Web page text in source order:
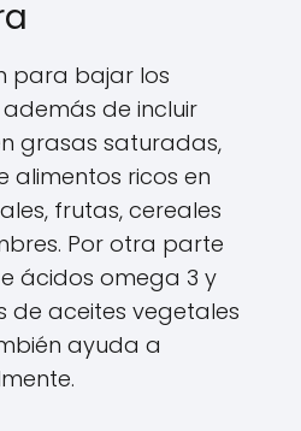
para bajar los
de incluir
grasas saturadas,
alimentos ricos en
frutas, cereales
Por otra parte
ácidos omega 3 y
de aceites vegetales
ayuda a